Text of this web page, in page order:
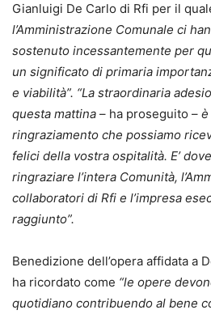
Gianluigi De Carlo di Rfi per il
l’Amministrazione Comunale ci
sostenuto incessantemente per
un significato di primaria
e viabilità”. “La straordinaria
questa mattina – ha proseguito –
ringraziamento che possiamo
felici della vostra ospitalità. E’
ringraziare l’intera Comunità,
collaboratori di Rfi e l’impresa
raggiunto”.
Benedizione dell’opera affidata a
ha ricordato come “le opere
quotidiano contribuendo al bene